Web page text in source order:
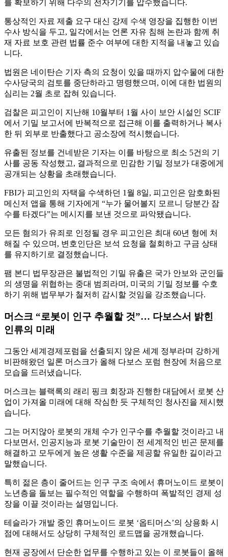
를 확보하기 위해 다수의 전자기기를 압수했습니다.
통상적인 자료 제출 요구 대신 강제 수색 영장을 집행한 이번
수사 방식을 두고, 일각에서는 언론 자유 침해 논란과 함께 취
재 자료 보호 관련 법률 준수 여부에 대한 지적을 내놓고 있습
니다.
법원은 네이탄슨 기자 측의 요청이 있을 때까지 압수물에 대한
수사당국의 검토를 중단하라고 명령했으며, 이에 대한 법원의
심리는 2월 초로 잡혀 있습니다.
검찰은 피고인이 지난해 10월부터 1월 사이 보안 시설인 SCIF
에서 기밀 보고서에 반복적으로 접근해 이를 출력하거나 복사
한 뒤 외부로 반출했다고 공소장에 적시했습니다.
유출된 정보를 건네받은 기자는 이를 바탕으로 최소 5건의 기
사를 공동 작성했고, 결과적으로 민감한 기밀 정보가 대중에게
공개되는 상황을 초래했습니다.
FBI가 피고인의 자택을 수색하던 1월 8일, 피고인은 암호화된
메신저 앱을 통해 기자에게 “누가 물어볼지 모르니 당분간 잠
수를 타겠다”는 메시지를 보낸 것으로 파악됐습니다.
모든 혐의가 유죄로 인정될 경우 피고인은 최대 60년 형에 처
해질 수 있으며, 변호인단은 보석 요청을 철회하고 구금 상태
를 유지하기로 결정했습니다.
팸 본디 법무장관은 불법적인 기밀 유출은 국가 안보와 군인들
의 생명을 위협하는 중대 범죄라며, 미국의 기밀 정보를 수호
하기 위해 법무부가 철저히 감시할 것임을 강조했습니다.
머스크 “로봇이 인구 추월할 것”… 다보스서 밝힌
인류의 미래
그동안 세계경제포럼을 선출되지 않은 세계 정부라며 강하게
비판해왔던 일론 머스크가 올해 다보스 포럼 현장에 처음으로
모습을 드러냈습니다.
머스크는 블랙록의 래리 핑크 회장과 진행한 대담에서 로봇 산
업이 가져올 미래에 대해 작심한 듯 구체적인 청사진을 제시했
습니다.
그는 머지않아 로봇의 개체 수가 인구수를 추월할 것이라고 내
다보면서, 인공지능과 로봇 기술만이 전 세계적인 빈곤 문제를
해결하고 모두에게 높은 생활 수준을 제공할 유일한 길이라고
말했습니다.
특히 젊은 층이 줄어드는 인구 구조 속에서 휴머노이드 로봇이
노년층을 돌보는 필수적인 역할을 수행하며 폭발적인 경제 성
장을 이끌 것이라는 설명입니다.
테슬라가 개발 중인 휴머노이드 로봇 ‘옵티머스’의 상용화 시
점에 대해서도 상당히 구체적인 로드맵을 공개했습니다.
현재 공장에서 단순한 업무를 수행하고 있는 이 로봇들이 올해